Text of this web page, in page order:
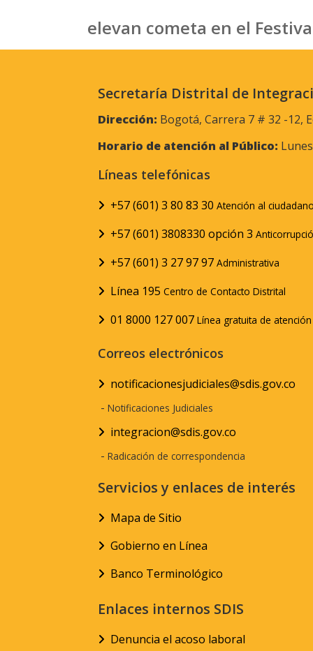
elevan cometa en el
Secretaría Distrital de
Dirección: Bogotá, Carrera 7 # 32 -12,
Horario de atención al Público:
Líneas telefónicas
+57 (601) 3 80 83 30 Atención al
+57 (601) 3808330 opción 3
+57 (601) 3 27 97 97 Administrativa
Línea 195 Centro de Contacto Distrital
01 8000 127 007 Línea gratuita de
Correos electrónicos
notificacionesjudiciales@sdis.gov.co
- Notificaciones Judiciales
integracion@sdis.gov.co
- Radicación de correspondencia
Servicios y enlaces de interés
Mapa de Sitio
Gobierno en Línea
Banco Terminológico
Enlaces internos SDIS
Denuncia el acoso laboral